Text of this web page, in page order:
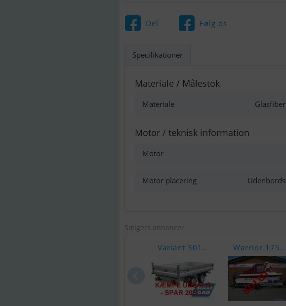
Del Følg os
Specifikationer
Materiale / Målestok
Materiale Glasfiber
Motor / teknisk information
Motor
Motor placering Udenbords
Sælgers annoncer
Variant 301.. Warrior 175..